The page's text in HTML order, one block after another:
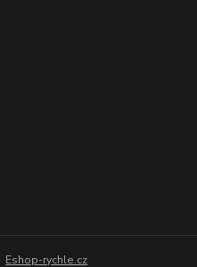
Eshop-rychle.cz